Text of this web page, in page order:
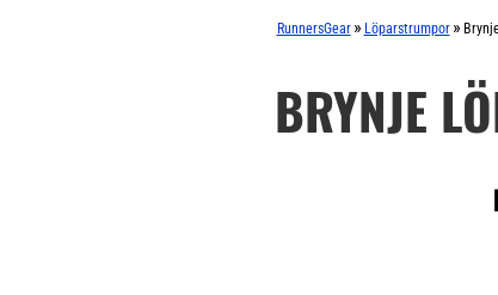
RunnersGear » Löparstrumpor »
BRYNJE